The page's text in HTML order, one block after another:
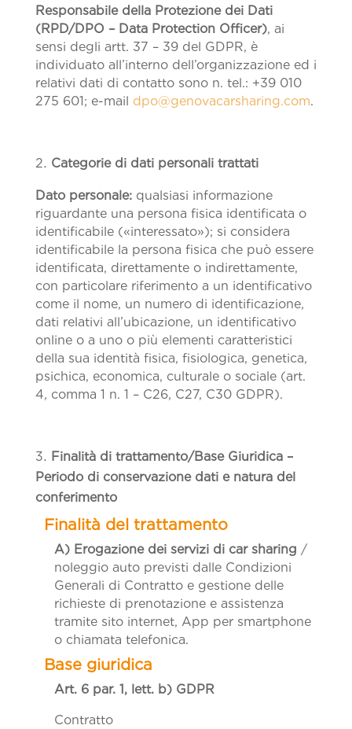
Responsabile della Protezione dei Dati
(RPD/DPO – Data Protection Officer), ai
sensi degli artt. 37 – 39 del GDPR, è
individuato all’interno dell’organizzazione ed i
relativi dati di contatto sono n. tel.: +39 010
275 601; e-mail dpo@genovacarsharing.com.
Categorie di dati personali trattati
Dato personale: qualsiasi informazione
riguardante una persona fisica identificata o
identificabile («interessato»); si considera
identificabile la persona fisica che può essere
identificata, direttamente o indirettamente,
con particolare riferimento a un identificativo
come il nome, un numero di identificazione,
dati relativi all’ubicazione, un identificativo
online o a uno o più elementi caratteristici
della sua identità fisica, fisiologica, genetica,
psichica, economica, culturale o sociale (art.
4, comma 1 n. 1 – C26, C27, C30 GDPR).
Finalità di trattamento/Base Giuridica –
Periodo di conservazione dati e natura del
conferimento
A) Erogazione dei servizi di car sharing /
noleggio auto previsti dalle Condizioni
Generali di Contratto e gestione delle
richieste di prenotazione e assistenza
tramite sito internet, App per smartphone
o chiamata telefonica.
Art. 6 par. 1, lett. b) GDPR
Contratto